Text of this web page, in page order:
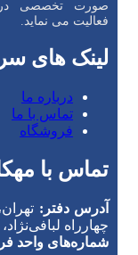
صورت تخصصی
فعالیت می نماید.
لینک های
درباره ما
تماس با ما
فروشگاه
تماس با
آدرس دفتر:
چهارراه لبافی‌نژاد،
شماره‌های واحد